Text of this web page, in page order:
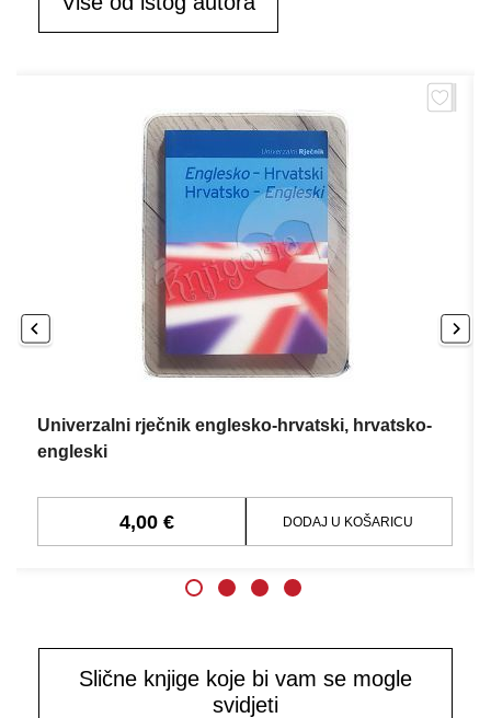
Univerzalni rječnik englesko-hrvatski, hrvatsko-
engleski
4,00 € DODAJ U KOŠARICU
Slične knjige koje bi vam se mogle
svidjeti